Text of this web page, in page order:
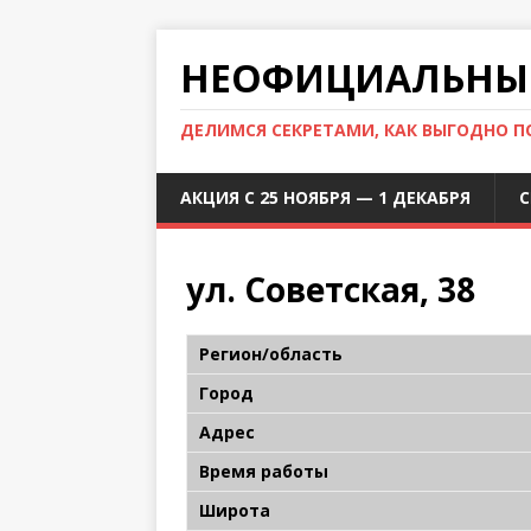
ДЕЛИМСЯ СЕКРЕТАМИ, КАК ВЫГОДНО
АКЦИЯ С 25 НОЯБРЯ — 1 ДЕКАБРЯ
ул. Советская, 38
Регион/область
Город
Адрес
Время работы
Широта